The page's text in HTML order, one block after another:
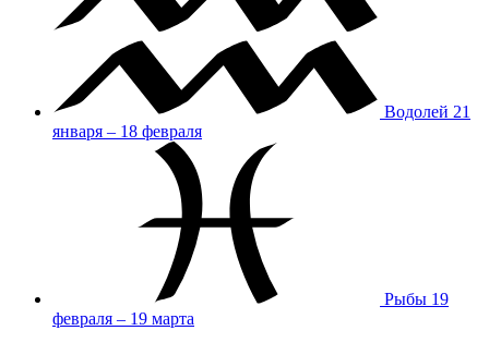
Водолей 21
января – 18 февраля
Рыбы 19
февраля – 19 марта